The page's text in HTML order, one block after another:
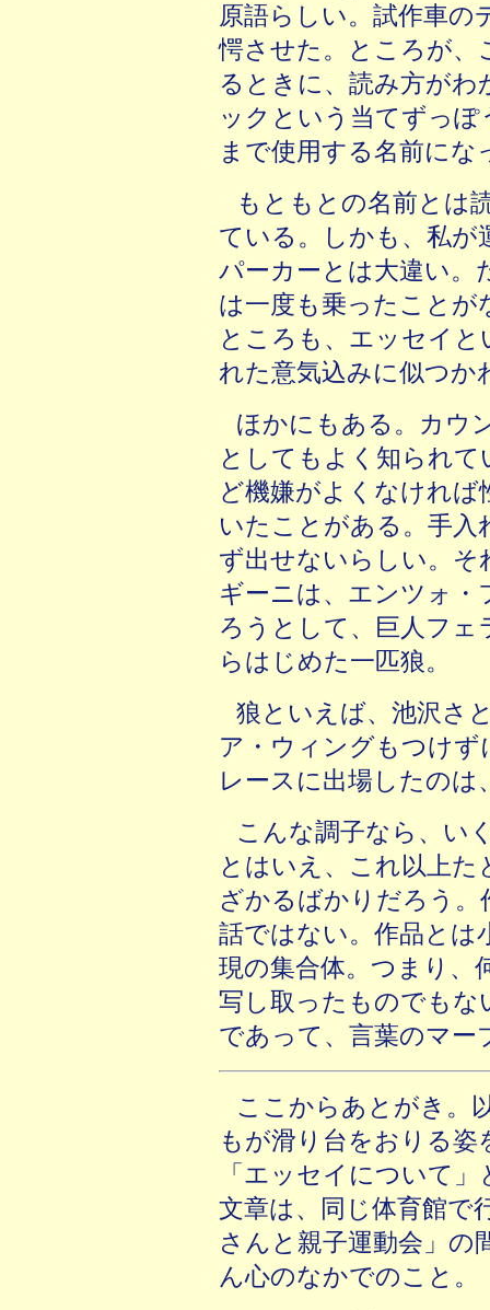
原語らしい。試作車の
愕させた。ところが、
るときに、読み方が
ックという当てずっ
まで使用する名前に
もともとの名前とは
ている。しかも、私が
パーカーとは大違い。
は一度も乗ったことが
ところも、エッセイ
れた意気込みに似つか
ほかにもある。カウ
としてもよく知られ
ど機嫌がよくなけれ
いたことがある。手入
ず出せないらしい。
ギーニは、エンツォ
ろうとして、巨人フェ
らはじめた一匹狼。
狼といえば、池沢さ
ア・ウィングもつけず
レースに出場したの
こんな調子なら、い
とはいえ、これ以上
ざかるばかりだろう
話ではない。作品とは
現の集合体。つまり、
写し取ったものでもな
であって、言葉のマー
ここからあとがき。
もが滑り台をおりる
「エッセイについて
文章は、同じ体育館で
さんと親子運動会」の
ん心のなかでのこと。